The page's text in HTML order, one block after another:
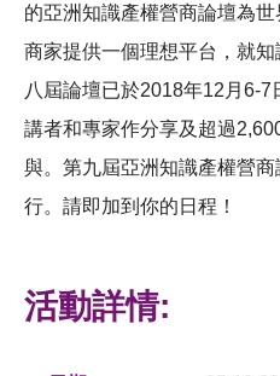
會籍
的亞洲知識產權營商論壇為
商家提供一個理想平台，就
八屆論壇已於2018年12月6-
講者和專家作分享及超過
與。第九屆亞洲知識產權營
行。請即加到你的日程！
活動詳情: